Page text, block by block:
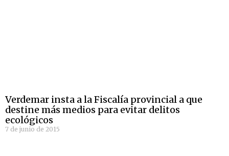
Verdemar insta a la Fiscalía provincial a que
destine más medios para evitar delitos
ecológicos
7 de junio de 2015